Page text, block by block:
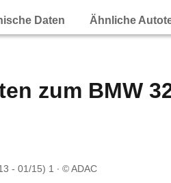
Daten Ähnliche
zum BMW
- 01/15) 1 © ADAC